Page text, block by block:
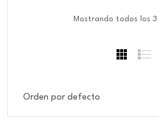
Mostrando todos los 3